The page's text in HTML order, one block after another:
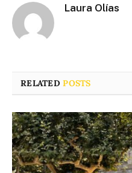
Laura Olías
RELATEDPOSTS